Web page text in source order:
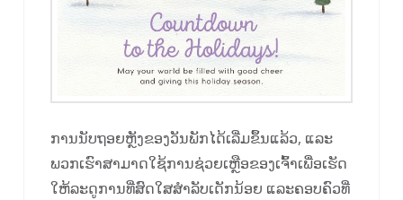
ການນັບຖອຍຫຼັງຂອງວັນພັກໄດ້ເລີ່ມຂຶ້ນແລ້ວ, ແລະ
ພວກເຮົາສາມາດໃຊ້ການຊ່ວຍເຫຼືອຂອງເຈົ້າເພື່ອເຮັດ
ໃຫ້ລະດູການທີ່ສົດໃສສໍາລັບເດັກນ້ອຍ ແລະຄອບຄົວທີ່